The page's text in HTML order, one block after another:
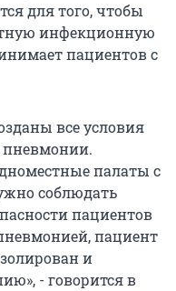
для того, чтобы
инфекционную
пациентов с
все условия
пневмонии.
палаты с
соблюдать
пациентов
пациент
и
- говорится в